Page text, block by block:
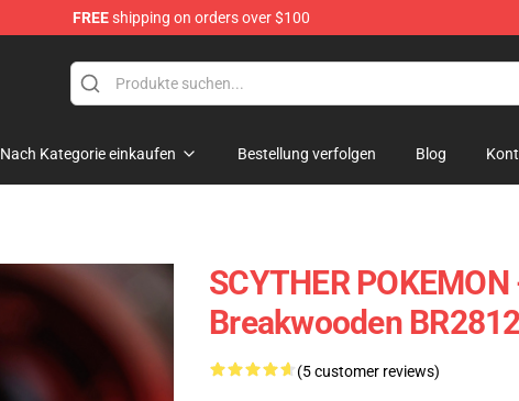
FREEshipping on orders over $100
Nach Kategorie einkaufen Bestellung verfolgen Blog
SCYTHER
Breakwooden BR2812
(5 customer reviews)